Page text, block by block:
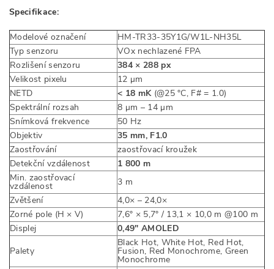
Specifikace:
Modelové označení
HM-TR33-35Y1G/W1L-NH35L
Typ senzoru
VOx nechlazené FPA
Rozlišení senzoru
384 × 288 px
Velikost pixelu
12 μm
NETD
< 18 mK (@25 °C, F# = 1.0)
Spektrální rozsah
8 μm – 14 μm
Snímková frekvence
50 Hz
Objektiv
35 mm, F1.0
Zaostřování
zaostřovací kroužek
Detekční vzdálenost
1 800 m
Min. zaostřovací
vzdálenost
3 m
Zvětšení
4,0× – 24,0×
Zorné pole (H × V)
7,6° × 5,7° / 13,1 × 10,0 m @100 m
Displej
0,49" AMOLED
Palety
Black Hot, White Hot, Red Hot,
Fusion, Red Monochrome, Green
Monochrome